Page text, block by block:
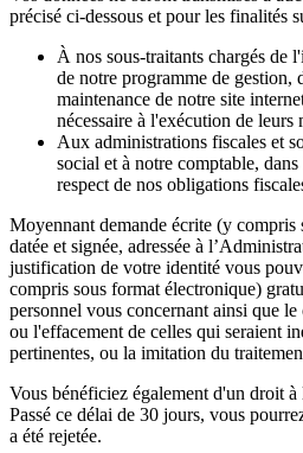
précisé ci-dessous et pour les finalités
À nos sous-traitants chargés de
de notre programme de gestion,
maintenance de notre site
nécessaire à l'exécution de leurs
Aux administrations fiscales et
social et à notre comptable, dans
respect de nos obligations
Moyennant demande écrite (y compris
datée et signée, adressée à
justification de votre identité vous
compris sous format électronique)
personnel vous concernant ainsi que
ou l'effacement de celles qui seraient
pertinentes, ou la imitation du
Vous bénéficiez également d'un droit à
Passé ce délai de 30 jours, vous
a été rejetée.